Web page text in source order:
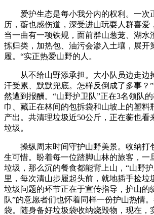
爱护生态是每小我分内的权利。一次
历，蘅也感伤道，深受进山玩耍人群喜爱
当一曲有一项铁规，面前群山葱茏、湖水
拣归类，加热包、油污会渗入土壤，展开
履。“实正热爱山野的人。
从不给山野添承担。大小队员边走边
汗受累、默默兜底。怎样反倒成了多事？
然遭到报酬。“山野护卫队”正在3名领队
巾、藏正在林间的包拆袋和山坡上的塑料
产出。共清理垃圾近50公斤，正在蘅也看
垃圾。
操纵周末时间守护山野美景。收纳打
生可惜。盼着每一位踏脚山林的旅客，一
垃圾，那么沉的餐食都能背上山，“山野
里，每次清山步履起头前，就地插手捡垃
垃圾问题的环节正在于宣传指导，护山的
队”的意愿者们也怀着同样一份护山热情
袋。随身备好垃圾袋收纳烧毁物，现在，